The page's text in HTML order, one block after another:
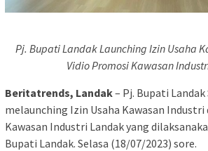
Pj. Bupati Landak Launching Izin Usaha
Vidio Promosi Kawasan
Beritatrends, Landak– Pj. Bupati Landak
melaunching Izin Usaha Kawasan Industri
Kawasan Industri Landak yang
Bupati Landak. Selasa (18/07/2023) sore.